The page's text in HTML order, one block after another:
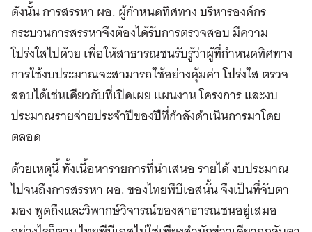
ดังนั้น การสรรหา ผอ. ผู้กำหนดทิศทาง บริหารองค์กร
กระบวนการสรรหาจึงต้องได้รับการตรวจสอบ มีความ
โปร่งใสไปด้วย เพื่อให้สาธารณชนรับรู้ว่าผู้ที่กำหนดทิศทาง
การใช้งบประมาณจะสามารถใช้อย่างคุ้มค่า โปร่งใส ตรวจ
สอบได้เช่นเดียวกับที่เปิดเผย แผนงาน โครงการ และงบ
ประมาณรายจ่ายประจำปีของปีที่กำลังดำเนินการมาโดย
ตลอด
ด้วยเหตุนี้ ทั้งเนื้อหารายการที่นำเสนอ รายได้ งบประมาณ
ไปจนถึงการสรรหา ผอ. ของไทยพีบีเอสนั้น จึงเป็นที่จับตา
มอง พูดถึงและวิพากษ์วิจารณ์ของสาธารณชนอยู่เสมอ